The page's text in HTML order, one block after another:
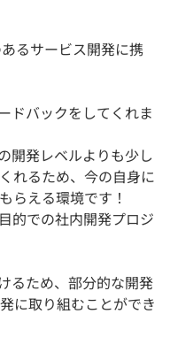
るサービス開発に携
ドバックをしてくれま
開発レベルよりも少し
れるため、今の自身に
らえる環境です！
的での社内開発プロジ
るため、部分的な開発
に取り組むことができ